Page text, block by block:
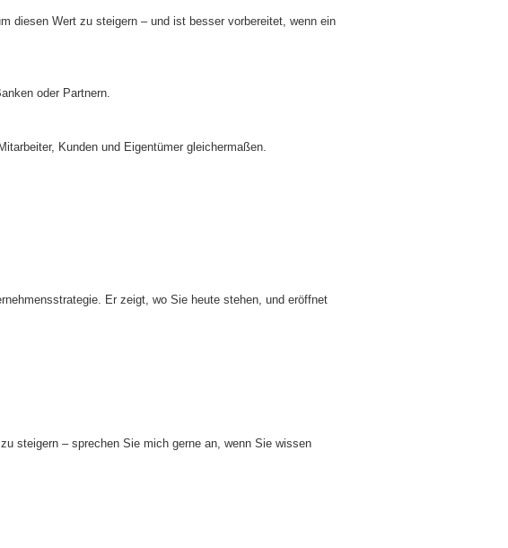
diesen Wert zu steigern – und ist besser vorbereitet, wenn ein
oder Partnern.
Kunden und Eigentümer gleichermaßen.
Er zeigt, wo Sie heute stehen, und eröffnet
steigern – sprechen Sie mich gerne an, wenn Sie wissen